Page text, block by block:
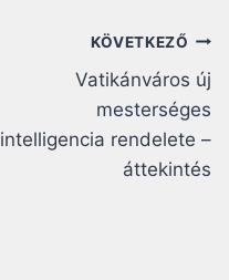
KÖVETKEZŐ
Vatikánváros új
mesterséges
intelligencia rendelete –
áttekintés